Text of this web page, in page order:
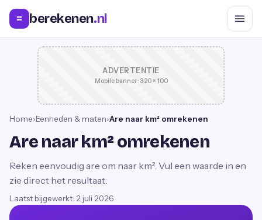
= berekenen.nl
ADVERTENTIE
Mobile banner · 320 × 100
Home›Eenheden & maten›Are naar km² omrekenen
Are naar km² omrekenen
Reken eenvoudig are om naar km². Vul een waarde in en
zie direct het resultaat.
Laatst bijgewerkt: 2 juli 2026